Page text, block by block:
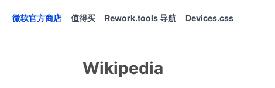
微软官方商店 值得买 Rework.tools 导航 Devices.css
Wikipedia